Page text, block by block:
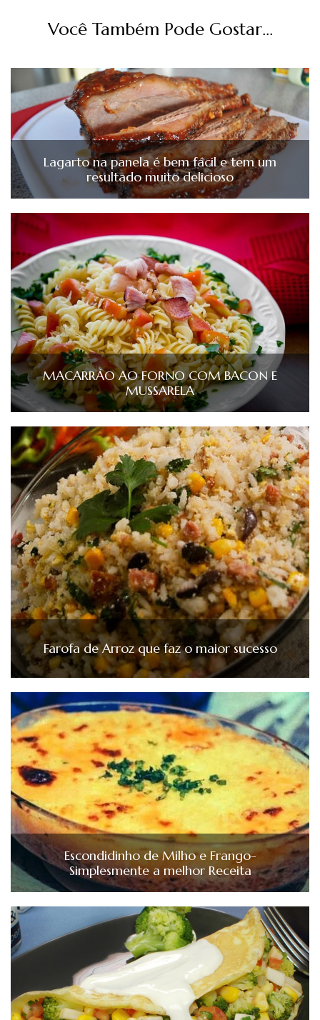
Você Também Pode Gostar...
Lagarto na panela é bem fácil e tem um
resultado muito delicioso
MACARRÃO AO FORNO COM BACON E
MUSSARELA
Farofa de Arroz que faz o maior sucesso
Escondidinho de Milho e Frango-
Simplesmente a melhor Receita